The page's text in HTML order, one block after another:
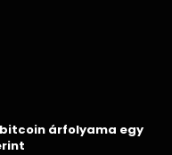
árfolyama egy